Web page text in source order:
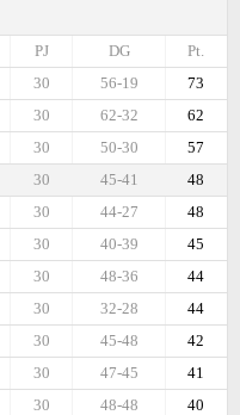
Pt.
DG
PJ
73
56-19
30
62
62-32
30
57
50-30
30
48
45-41
30
48
44-27
30
45
40-39
30
44
48-36
30
44
32-28
30
42
45-48
30
41
47-45
30
40
48-48
30